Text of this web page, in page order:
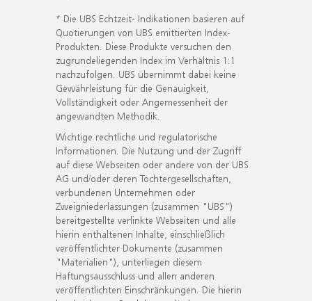
* Die UBS Echtzeit- Indikationen basieren auf
Quotierungen von UBS emittierten Index-
Produkten. Diese Produkte versuchen den
zugrundeliegenden Index im Verhältnis 1:1
nachzufolgen. UBS übernimmt dabei keine
Gewährleistung für die Genauigkeit,
Vollständigkeit oder Angemessenheit der
angewandten Methodik.
Wichtige rechtliche und regulatorische
Informationen. Die Nutzung und der Zugriff
auf diese Webseiten oder andere von der UBS
AG und/oder deren Tochtergesellschaften,
verbundenen Unternehmen oder
Zweigniederlassungen (zusammen "UBS")
bereitgestellte verlinkte Webseiten und alle
hierin enthaltenen Inhalte, einschließlich
veröffentlichter Dokumente (zusammen
"Materialien"), unterliegen diesem
Haftungsausschluss und allen anderen
veröffentlichten Einschränkungen. Die hierin